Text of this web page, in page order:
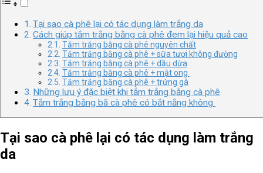
Tại sao cà phê lại có tác dụng làm trắng da
Cách giúp tắm trắng bằng cà phê đem lại hiệu quả cao
Tắm trắng bằng cà phê nguyên chất
Tắm trắng bằng cà phê + sữa tươi không đường
Tắm trắng bằng cà phê + dầu dừa
Tắm trắng bằng cà phê + mật ong
Tắm trắng bằng cà phê + trứng gà
Những lưu ý đặc biệt khi tắm trắng bằng cà phê
Tắm trắng bằng bã cà phê có bắt nắng không
Tại sao cà phê lại có tác dụng làm trắng
da